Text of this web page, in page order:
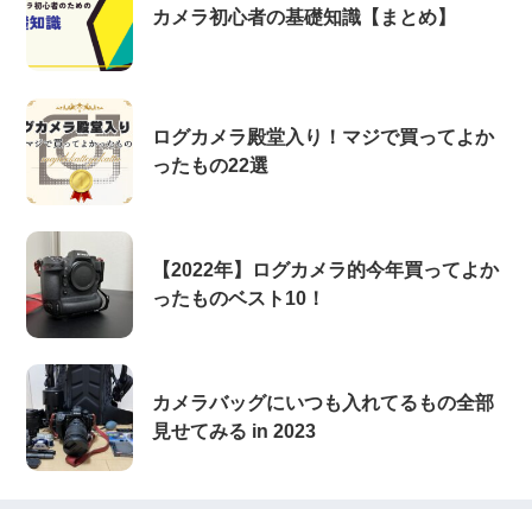
カメラ初心者の基礎知識【まとめ】
ログカメラ殿堂入り！マジで買ってよか
ったもの22選
【2022年】ログカメラ的今年買ってよか
ったものベスト10！
カメラバッグにいつも入れてるもの全部
見せてみる in 2023